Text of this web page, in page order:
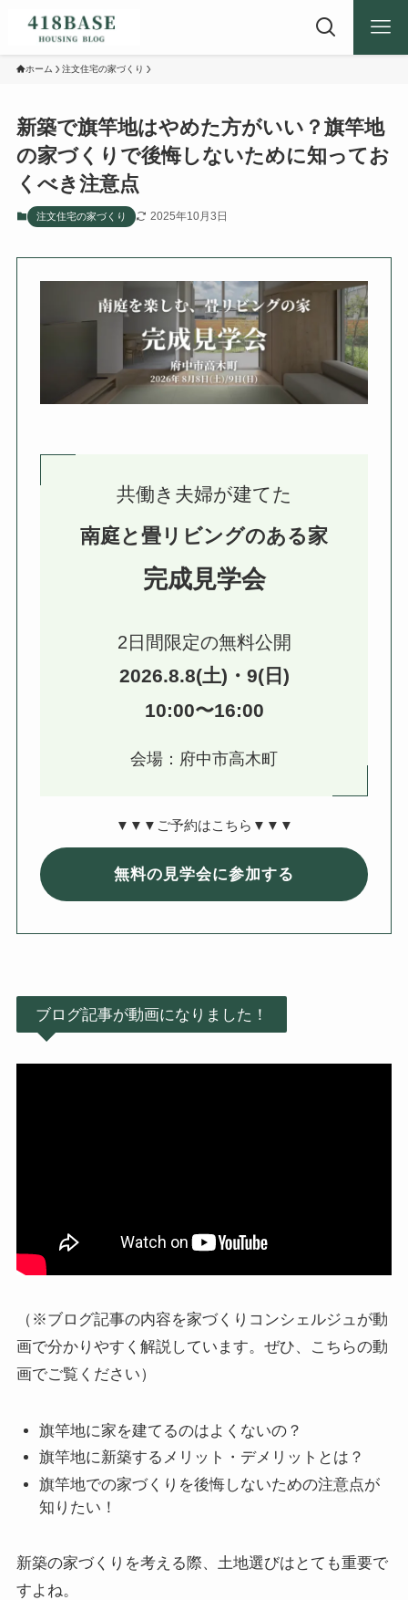
ホーム 注文住宅の家づくり
新築で旗竿地はやめた方がいい？旗竿地
の家づくりで後悔しないために知ってお
くべき注意点
注文住宅の家づくり 2025年10月3日
共働き夫婦が建てた
南庭と畳リビングのある家
完成見学会
2日間限定の無料公開
2026.8.8(土)・9(日)
10:00〜16:00
会場：府中市高木町
▼▼▼ご予約はこちら▼▼▼
無料の見学会に参加する
ブログ記事が動画になりました！
（※ブログ記事の内容を家づくりコンシェルジュが動
画で分かりやすく解説しています。ぜひ、こちらの動
画でご覧ください）
旗竿地に家を建てるのはよくないの？
旗竿地に新築するメリット・デメリットとは？
旗竿地での家づくりを後悔しないための注意点が
知りたい！
新築の家づくりを考える際、土地選びはとても重要で
すよね。